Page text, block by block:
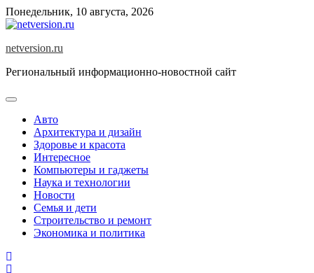
Skip
to
Понедельник, 10 августа, 2026
netversion.ru
Региональный информационно-новостной сайт
Авто
Архитектура и дизайн
Здоровье и красота
Интересное
Компьютеры и гаджеты
Наука и технологии
Новости
Семья и дети
Строительство и ремонт
Экономика и политика